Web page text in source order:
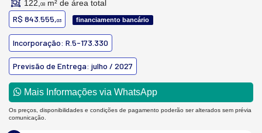
122, 08 m² de área total
R$ 843.555,03 financiamento bancário
Incorporação: R.5-173.330
Previsão de Entrega: julho / 2027
Mais Informações via WhatsApp
Os preços, disponibilidades e condições de pagamento poderão ser alterados sem prévia
comunicação.